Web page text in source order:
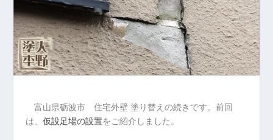
富山県砺波市 住宅外壁 塗り替えの続きです。前回
は、仮設足場の設置をご紹介しました。